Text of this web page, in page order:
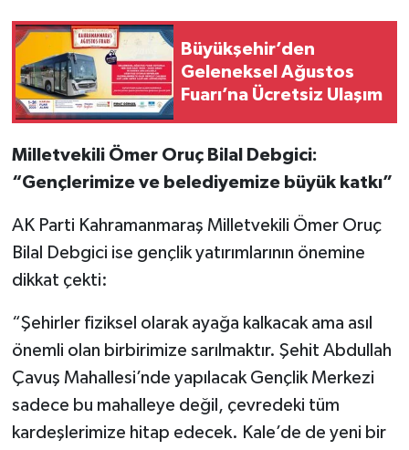
Büyükşehir’den
Geleneksel Ağustos
Fuarı’na Ücretsiz Ulaşım
Milletvekili Ömer Oruç Bilal Debgici:
“Gençlerimize ve belediyemize büyük katkı”
AK Parti Kahramanmaraş Milletvekili Ömer Oruç
Bilal Debgici ise gençlik yatırımlarının önemine
dikkat çekti:
“Şehirler fiziksel olarak ayağa kalkacak ama asıl
önemli olan birbirimize sarılmaktır. Şehit Abdullah
Çavuş Mahallesi’nde yapılacak Gençlik Merkezi
sadece bu mahalleye değil, çevredeki tüm
kardeşlerimize hitap edecek. Kale’de de yeni bir